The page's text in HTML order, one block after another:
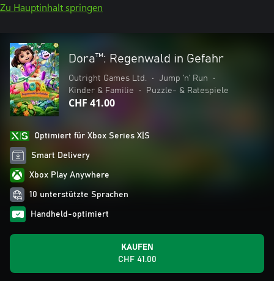
Zu Hauptinhalt springen
Dora™: Regenwald in Gefahr
Outright Games Ltd. • Jump ’n’ Run
•
Kinder & Familie
• Puzzle- & Ratespiele
CHF 41.00
Optimiert für Xbox Series X|S
Smart Delivery
Xbox Play Anywhere
10 unterstützte Sprachen
Handheld-optimiert
KAUFEN
CHF 41.00